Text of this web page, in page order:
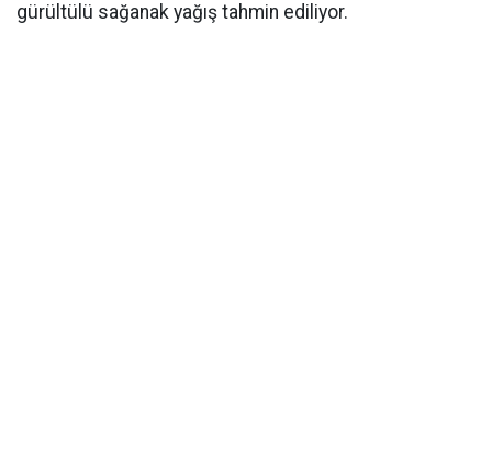
gürültülü sağanak yağış tahmin ediliyor.